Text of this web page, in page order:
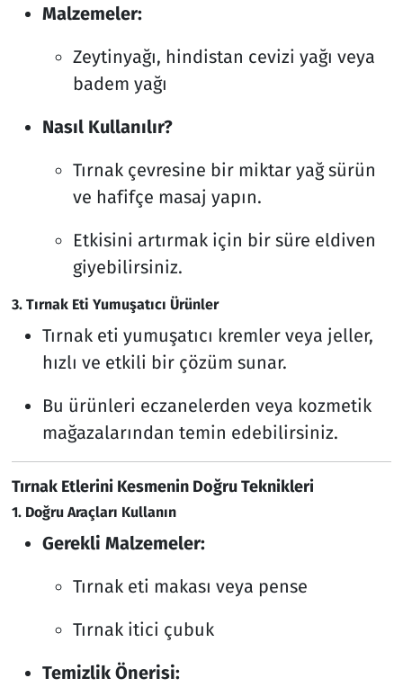
Malzemeler:
Zeytinyağı, hindistan cevizi yağı veya
badem yağı
Nasıl Kullanılır?
Tırnak çevresine bir miktar yağ sürün
ve hafifçe masaj yapın.
Etkisini artırmak için bir süre eldiven
giyebilirsiniz.
3. Tırnak Eti Yumuşatıcı Ürünler
Tırnak eti yumuşatıcı kremler veya jeller,
hızlı ve etkili bir çözüm sunar.
Bu ürünleri eczanelerden veya kozmetik
mağazalarından temin edebilirsiniz.
Tırnak Etlerini Kesmenin Doğru Teknikleri
1. Doğru Araçları Kullanın
Gerekli Malzemeler:
Tırnak eti makası veya pense
Tırnak itici çubuk
Temizlik Önerisi: